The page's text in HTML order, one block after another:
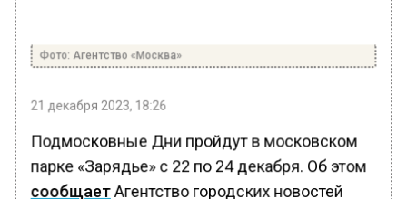
Фото: Агентство «Москва»
21 декабря 2023, 18:26
Подмосковные Дни пройдут в московском
парке «Зарядье» с 22 по 24 декабря. Об этом
сообщаетАгентство городских новостей